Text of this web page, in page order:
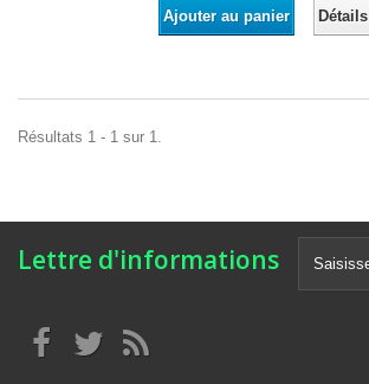
Ajouter au panier Détails
Résultats 1 - 1 sur 1.
Lettre d'informations